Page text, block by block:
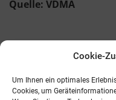
Cookie-
Um Ihnen ein optimales
Cookies, um
Quelle: VDMA
Kontakt AGB